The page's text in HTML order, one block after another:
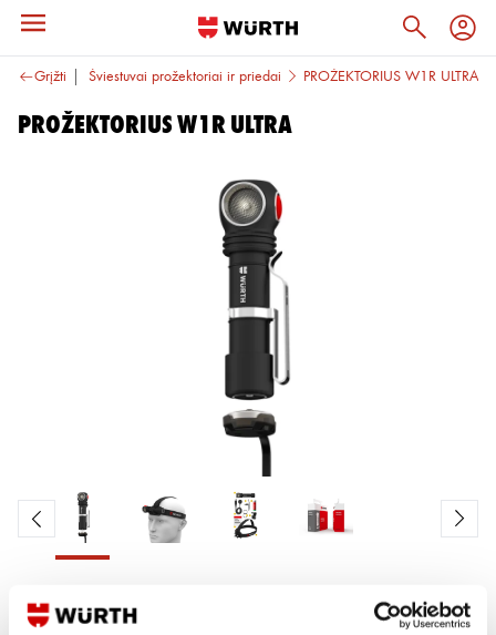
Grįžti
Kiti priedai Šviestuvai prožektoriai ir priedai PROŽEKTORIUS W1R ULTRA
PROŽEKTORIUS W1R ULTRA
Skaityti produkto aprašymą